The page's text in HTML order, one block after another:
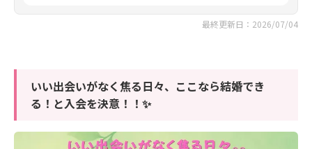
最終更新日：2026/07/04
いい出会いがなく焦る日々、ここなら結婚でき
る！と入会を決意！！✨